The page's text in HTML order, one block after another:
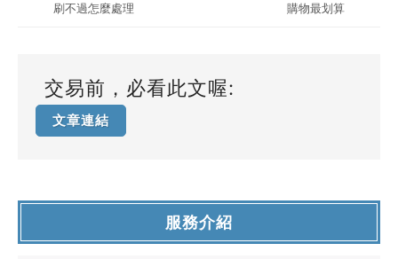
刷不過怎麼處理
購物最划算
交易前，必看此文喔:
文章連結
服務介紹